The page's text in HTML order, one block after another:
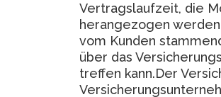
Vertragslaufzeit, die
herangezogen
vom Kunden
über das
treffen kann.Der